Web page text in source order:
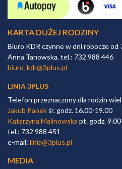
KARTA DUŻEJ RODZINY
Biuro KDR czynne w dni robocze od
Anna Tanowska, tel.: 732 988 446
biuro_kdr@3plus.pl
LINIA 3PLUS
Telefon przeznaczony dla rodzin
Jakub Panekśr. godz. 16.00-19.00
Katarzyna Malinowska pt. godz.
tel.: 732 988 451
e-mail: linia@3plus.pl
MEDIA